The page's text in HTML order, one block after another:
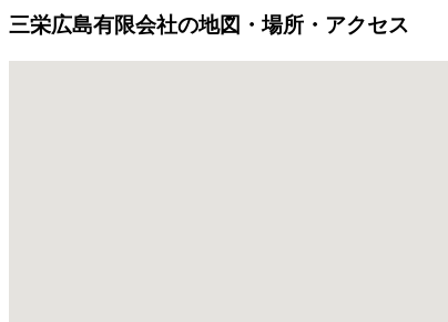
三栄広島有限会社の地図・場所・アクセス